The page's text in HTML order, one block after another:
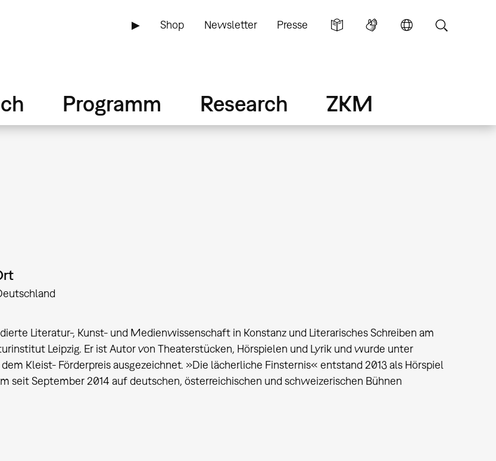
▶ Shop Newsletter Presse
Programm Research ZKM
Literatur-, Kunst- und Medienwissenschaft in Konstanz und Literarisches Schreiben am
Leipzig. Er ist Autor von Theaterstücken, Hörspielen und Lyrik und wurde unter
dem Kleist- Förderpreis ausgezeichnet. »Die lächerliche Finsternis« entstand 2013 als Hörspiel
seit September 2014 auf deutschen, österreichischen und schweizerischen Bühnen